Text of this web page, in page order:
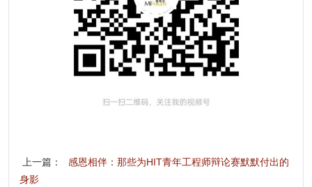
上一篇：
感恩相伴：那些为HIT青年工程师辩论赛默默付出的
身影